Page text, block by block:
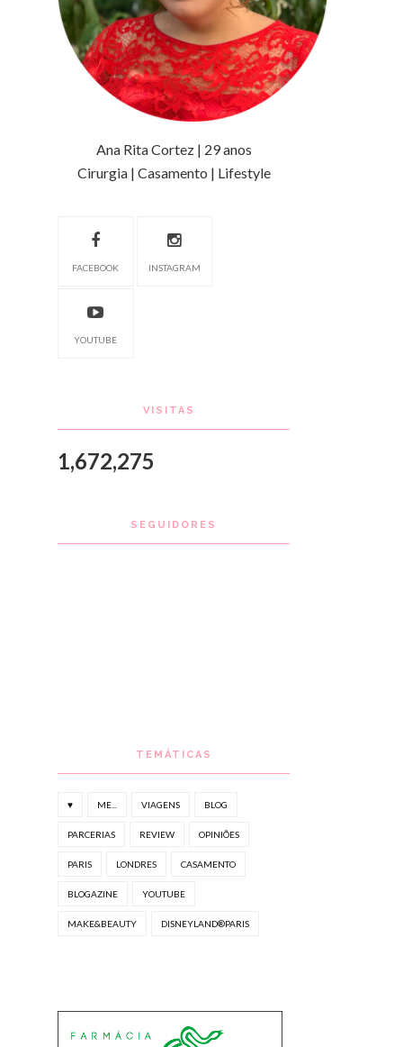
Ana Rita Cortez | 29 anos
Cirurgia | Casamento | Lifestyle
FACEBOOK INSTAGRAM
YOUTUBE
VISITAS
1,672,275
SEGUIDORES
TEMÁTICAS
♥ ME... VIAGENS BLOG
PARCERIAS REVIEW OPINIÕES
PARIS LONDRES CASAMENTO
BLOGAZINE YOUTUBE
MAKE&BEAUTY DISNEYLAND®PARIS